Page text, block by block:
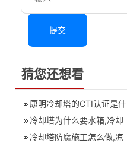
提交
猜您还想看
康明冷却塔的CTI认证是什
么？,康明冷却塔型号
冷却塔为什么要水箱,冷却
塔加补水箱作用
冷却塔防腐施工怎么做,凉